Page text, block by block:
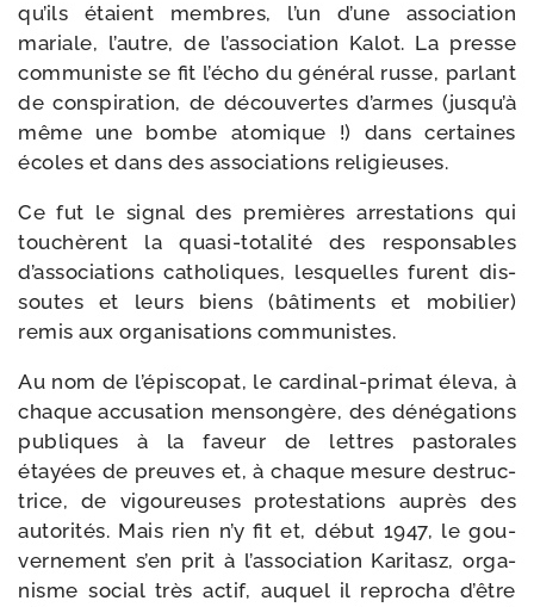
qu’ils étaient membres, l’un d’une asso­cia­tion
mariale, l’autre, de l’as­so­cia­tion Kalot. La presse
com­mu­niste se fit l’é­cho du géné­ral russe, par­lant
de conspi­ra­tion, de décou­vertes d’armes (jus­qu’à
même une bombe ato­mique !) dans cer­taines
écoles et dans des asso­cia­tions religieuses.
Ce fut le signal des pre­mières arres­ta­tions qui
tou­chèrent la quasi-​totalité des res­pon­sables
d’as­so­cia­tions catho­liques, les­quelles furent dis­
soutes et leurs biens (bâti­ments et mobi­lier)
remis aux orga­ni­sa­tions communistes.
Au nom de l’é­pis­co­pat, le cardinal-​primat éle­va, à
chaque accu­sa­tion men­son­gère, des déné­ga­tions
publiques à la faveur de lettres pas­to­rales
étayées de preuves et, à chaque mesure des­truc­
trice, de vigou­reuses pro­tes­ta­tions auprès des
auto­ri­tés. Mais rien n’y fit et, début 1947, le gou­
ver­ne­ment s’en prit à l’as­so­cia­tion Karitasz, orga­
nisme social très actif, auquel il repro­cha d’être